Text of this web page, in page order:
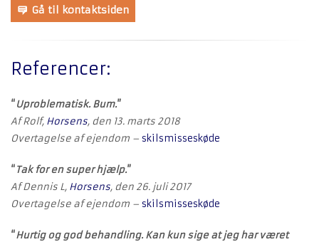
Gå til kontaktsiden
Referencer:
“Uproblematisk. Bum.”
Af Rolf, Horsens, den 13. marts 2018
Overtagelse af ejendom – skilsmisseskøde
“Tak for en super hjælp.”
Af Dennis L, Horsens, den 26. juli 2017
Overtagelse af ejendom – skilsmisseskøde
“Hurtig og god behandling. Kan kun sige at jeg har været